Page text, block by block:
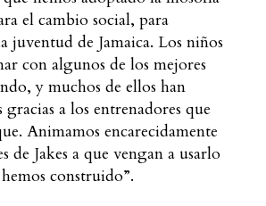
el cambio social, para
juventud de Jamaica. Los niños
con algunos de los mejores
y muchos de ellos han
a los entrenadores que
Animamos encarecidamente
de Jakes a que vengan a usarlo
construido”.